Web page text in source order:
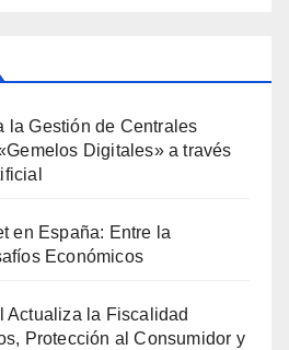
la Gestión de Centrales
Digitales» a través
en España: Entre la
Económicos
Actualiza la Fiscalidad
Protección al Consumidor y